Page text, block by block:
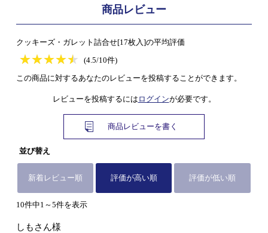
商品レビュー
クッキーズ・ガレット詰合せ[17枚入]の平均評価
★★★★★
★★★★★
(4.5/10件)
この商品に対するあなたのレビューを投稿することができます。
レビューを投稿するには ログインが必要です。
商品レビューを書く
並び替え
新着レビュー順 評価が高い順 評価が低い順
10件中1～5件を表示
しもさん様